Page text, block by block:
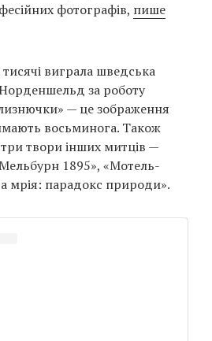
фотографів, пише
виграла шведська
за роботу
— це зображення
восьминога. Також
твори інших митців —
1895», «Мотель-
мрія: парадокс природи».